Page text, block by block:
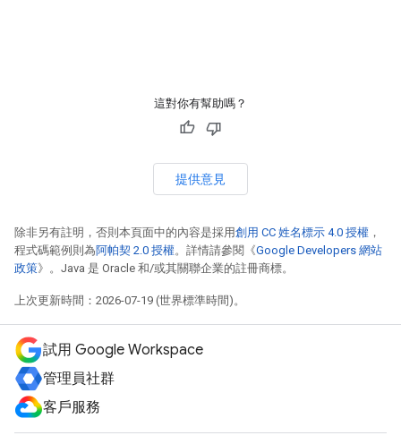
這對你有幫助嗎？
提供意見
除非另有註明，否則本頁面中的內容是採用創用 CC 姓名標示 4.0 授權 ，
程式碼範例則為阿帕契 2.0 授權。詳情請參閱《Google Developers 網站
政策》。Java 是 Oracle 和/或其關聯企業的註冊商標。
上次更新時間：2026-07-19 (世界標準時間)。
試用 Google Workspace
管理員社群
客戶服務